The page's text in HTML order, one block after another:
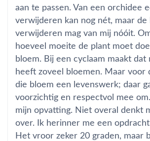
aan te passen. Van een orchidee
verwijderen kan nog nét, maar de
verwijderen mag van mij nóóit.
hoeveel moeite de plant moet
bloem. Bij een cyclaam maakt dat
heeft zoveel bloemen. Maar voor
die bloem een levenswerk; daar
voorzichtig en respectvol mee
mijn opvatting. Niet overal denkt
over. Ik herinner me een opdracht
Het vroor zeker 20 graden, maar